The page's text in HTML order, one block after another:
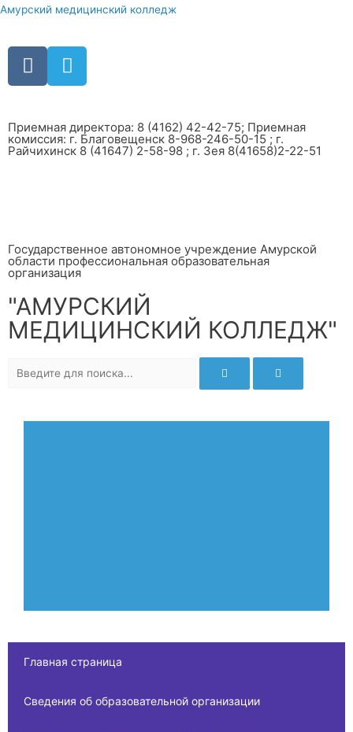
Амурский медицинский колледж
Приемная директора: 8 (4162) 42-42-75; Приемная
комиссия: г. Благовещенск 8-968-246-50-15 ; г.
Райчихинск 8 (41647) 2-58-98 ; г. Зея 8(41658)2-22-51
Государственное автономное учреждение Амурской
области профессиональная образовательная
организация
"АМУРСКИЙ
МЕДИЦИНСКИЙ КОЛЛЕДЖ"
Главная страница
Сведения об образовательной организации